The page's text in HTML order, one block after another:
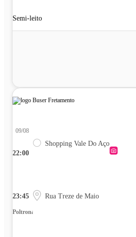
Semi-leito
22:00
09/08
Shopping Vale Do Aço
23:45 Rua Treze de Maio
Poltrona